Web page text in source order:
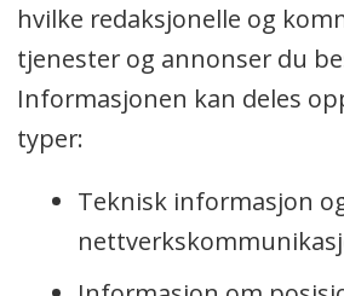
hvilke redaksjonelle og
tjenester og annonser du
Informasjonen kan deles
typer:
Teknisk informasjon